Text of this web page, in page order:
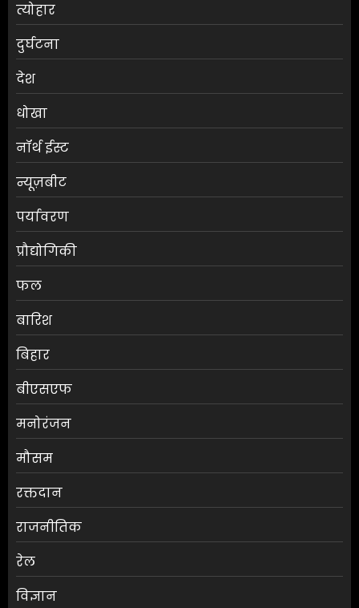
त्योहार
दुर्घटना
देश
धोखा
नॉर्थ ईस्ट
न्यूज़बीट
पर्यावरण
प्रौद्योगिकी
फल
बारिश
बिहार
बीएसएफ
मनोरंजन
मौसम
रक्तदान
राजनीतिक
रेल
विज्ञान
विजेता